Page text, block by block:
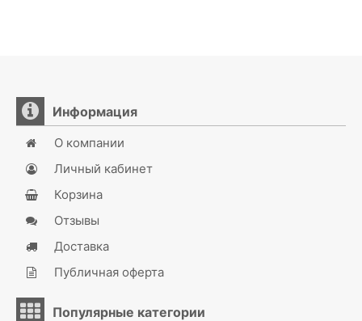
Информация
О компании
Личный кабинет
Корзина
Отзывы
Доставка
Публичная оферта
Популярные категории